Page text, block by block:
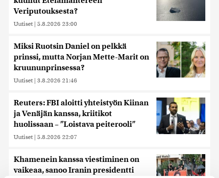
Veriputouksesta?
Uutiset | 5.8.2026 23:00
Miksi Ruotsin Daniel on pelkkä
prinssi, mutta Norjan Mette-Marit on
kruununprinsessa?
Uutiset | 3.8.2026 21:46
Reuters: FBI aloitti yhteistyön Kiinan
ja Venäjän kanssa, kriitikot
huolissaan – ”Loistava peiterooli”
Uutiset | 5.8.2026 22:07
Khamenein kanssa viestiminen on
vaikeaa, sanoo Iranin presidentti